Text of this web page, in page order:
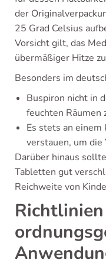
der
25 Grad Celsius
Vorsicht gilt, das
übermäßiger Hitze
Besonders im
Buspiron nicht in
feuchten Räumen
Es stets an
verstauen, um
Darüber hinaus
Tabletten gut
Reichweite von